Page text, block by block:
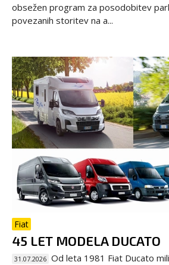
obsežen program za posodobitev
povezanih storitev na a...
Fiat
45 LET MODELA DUCATO
31.07.2026 Od leta 1981 Fiat Ducato